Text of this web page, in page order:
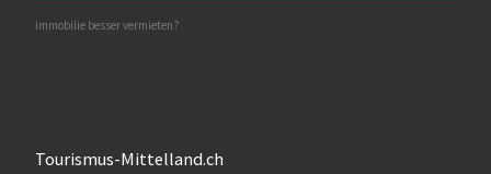
immobilie besser vermieten?
Tourismus-Mittelland.ch